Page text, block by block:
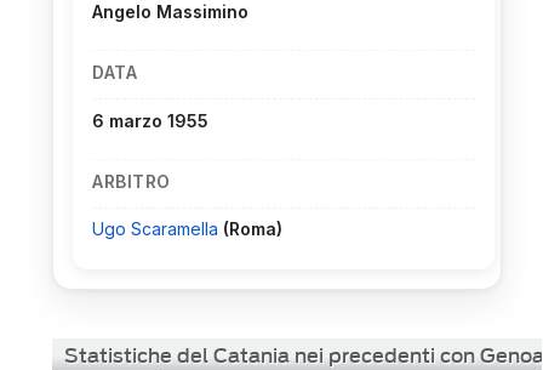
Angelo Massimino
DATA
6 marzo 1955
ARBITRO
Ugo Scaramella (Roma)
Statistiche del Catania nei precedenti con Genoa